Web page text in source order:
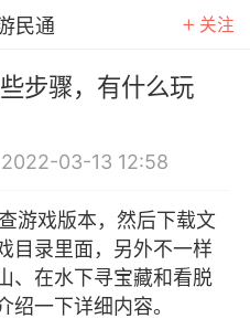
民通 关注
步骤，有什么玩
2022-03-13 12:58
游戏版本，然后下载文
目录里面，另外不一样
、在水下寻宝藏和看脱
一下详细内容。